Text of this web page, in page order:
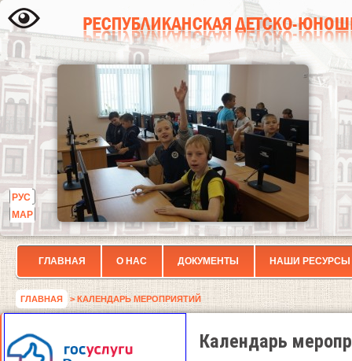
РУС
МАР
ГЛАВНАЯ О НАС ДОКУМЕНТЫ НАШИ РЕСУРСЫ
ГЛАВНАЯ > КАЛЕНДАРЬ МЕРОПРИЯТИЙ
Календарь